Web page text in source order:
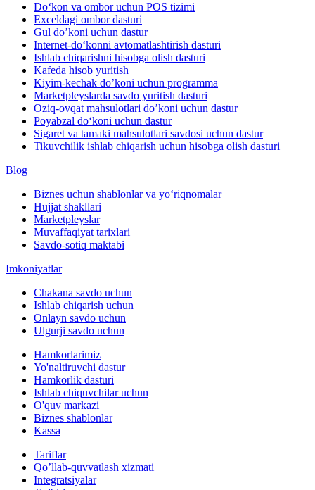
Do‘kon va ombor uchun POS tizimi
Exceldagi ombor dasturi
Gul do’koni uchun dastur
Internet-do‘konni avtomatlashtirish dasturi
Ishlab chiqarishni hisobga olish dasturi
Kafeda hisob yuritish
Kiyim-kechak do’koni uchun programma
Marketpleyslarda savdo yuritish dasturi
Oziq-ovqat mahsulotlari do’koni uchun dastur
Poyabzal do‘koni uchun dastur
Sigaret va tamaki mahsulotlari savdosi uchun dastur
Tikuvchilik ishlab chiqarish uchun hisobga olish dasturi
Blog
Biznes uchun shablonlar va yo‘riqnomalar
Hujjat shakllari
Marketpleyslar
Muvaffaqiyat tarixlari
Savdo-sotiq maktabi
Imkoniyatlar
Chakana savdo uchun
Ishlab chiqarish uchun
Onlayn savdo uchun
Ulgurji savdo uchun
Hamkorlarimiz
Yo'naltiruvchi dastur
Hamkorlik dasturi
Ishlab chiquvchilar uchun
O'quv markazi
Biznes shablonlar
Kassa
Tariflar
Qo’llab-quvvatlash xizmati
Integratsiyalar